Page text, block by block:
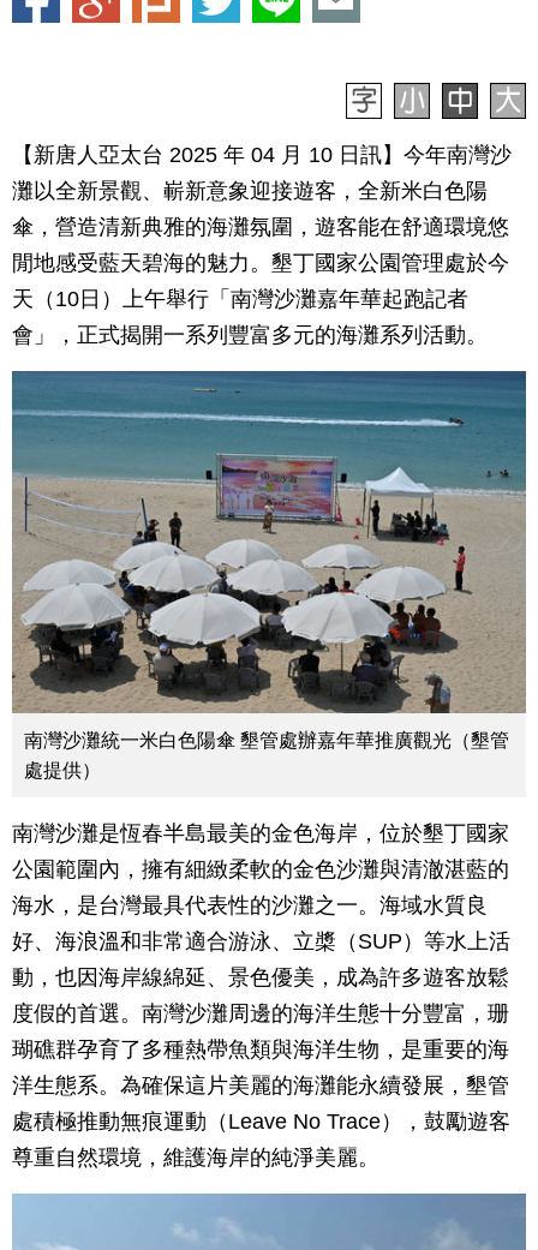
【新唐人亞太台 2025 年 04 月 10 日訊】今年南灣沙
灘以全新景觀、嶄新意象迎接遊客，全新米白色陽
傘，營造清新典雅的海灘氛圍，遊客能在舒適環境悠
閒地感受藍天碧海的魅力。墾丁國家公園管理處於今
天（10日）上午舉行「南灣沙灘嘉年華起跑記者
會」，正式揭開一系列豐富多元的海灘系列活動。
南灣沙灘統一米白色陽傘 墾管處辦嘉年華推廣觀光（墾管
處提供）
南灣沙灘是恆春半島最美的金色海岸，位於墾丁國家
公園範圍內，擁有細緻柔軟的金色沙灘與清澈湛藍的
海水，是台灣最具代表性的沙灘之一。海域水質良
好、海浪溫和非常適合游泳、立槳（SUP）等水上活
動，也因海岸線綿延、景色優美，成為許多遊客放鬆
度假的首選。南灣沙灘周邊的海洋生態十分豐富，珊
瑚礁群孕育了多種熱帶魚類與海洋生物，是重要的海
洋生態系。為確保這片美麗的海灘能永續發展，墾管
處積極推動無痕運動（Leave No Trace），鼓勵遊客
尊重自然環境，維護海岸的純淨美麗。